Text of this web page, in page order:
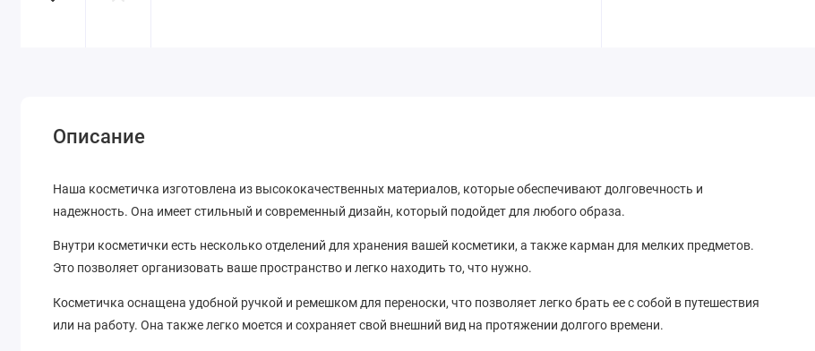
Описание
Наша косметичка изготовлена из высококачественных материалов, которые обеспечивают долговечность и
надежность. Она имеет стильный и современный дизайн, который подойдет для любого образа.
Внутри косметички есть несколько отделений для хранения вашей косметики, а также карман для мелких предметов.
Это позволяет организовать ваше пространство и легко находить то, что нужно.
Косметичка оснащена удобной ручкой и ремешком для переноски, что позволяет легко брать ее с собой в путешествия
или на работу. Она также легко моется и сохраняет свой внешний вид на протяжении долгого времени.